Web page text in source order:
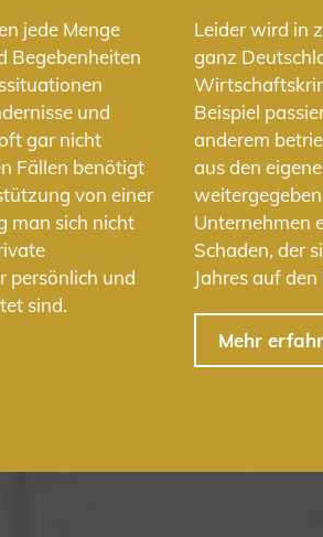
jede Menge
Begebenheiten
und
gar nicht
Fällen benötigt
von einer
man sich nicht
persönlich und
sind.
Leider wird in
ganz
Beispiel
anderem
aus den
Unternehmen
Schaden, der
Jahres auf
Mehr